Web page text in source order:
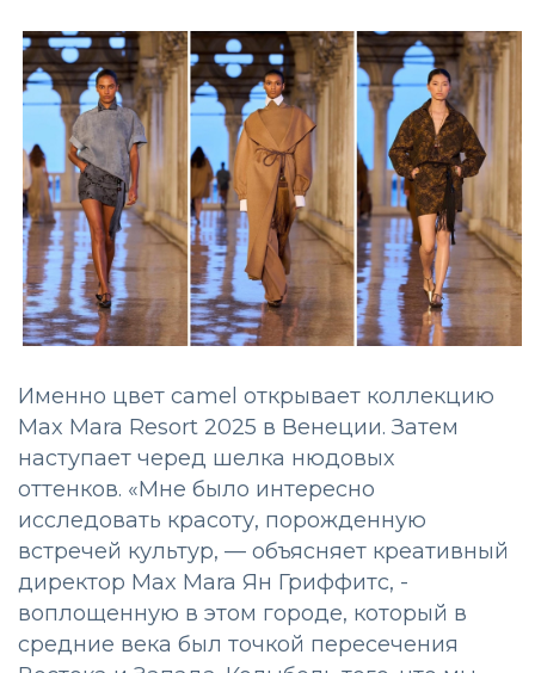
Именно цвет camel открывает коллекцию
Max Mara Resort 2025 в Венеции. Затем
наступает черед шелка нюдовых
оттенков. «Мне было интересно
исследовать красоту, порожденную
встречей культур, — объясняет креативный
директор Max Mara Ян Гриффитс, -
воплощенную в этом городе, который в
средние века был точкой пересечения